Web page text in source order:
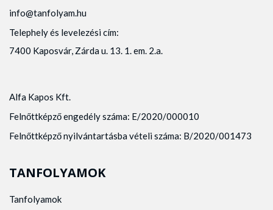
info@tanfolyam.hu
Telephely és levelezési cím:
7400 Kaposvár, Zárda u. 13. 1. em. 2.a.
Alfa Kapos Kft.
Felnőttképző engedély száma: E/2020/000010
Felnőttképző nyilvántartásba vételi száma: B/2020/001473
TANFOLYAMOK
Tanfolyamok